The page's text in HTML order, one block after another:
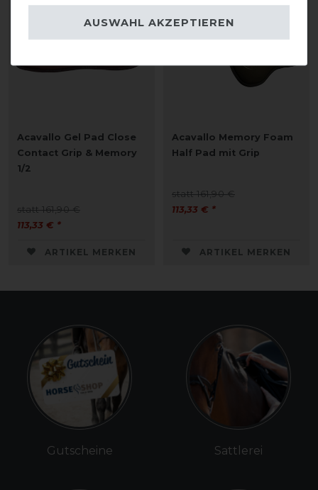
Acavallo Gel Pad Close
Contact Grip & Memory
1/2
statt 161,90 €
113,33 € *
ARTIKEL MERKEN
Acavallo Memory Foam
Half Pad mit Grip
statt 161,90 €
113,33 € *
ARTIKEL MERKEN
Gutscheine Sattlerei
AUSWAHL AKZEPTIEREN